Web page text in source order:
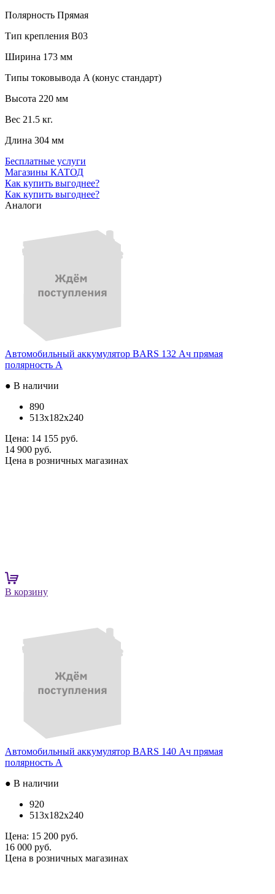
Полярность Прямая
Тип крепления B03
Ширина 173 мм
Типы токовывода A (конус стандарт)
Высота 220 мм
Вес 21.5 кг.
Длина 304 мм
Бесплатные услуги
Магазины КАТОД
Как купить выгоднее?
Как купить выгоднее?
Аналоги
Автомобильный аккумулятор BARS 132 Ач прямая
полярность A
● В наличии
890
513x182x240
Цена: 14 155 руб.
14 900 руб.
Цена в розничных магазинах
В корзину
Автомобильный аккумулятор BARS 140 Ач прямая
полярность A
● В наличии
920
513x182x240
Цена: 15 200 руб.
16 000 руб.
Цена в розничных магазинах